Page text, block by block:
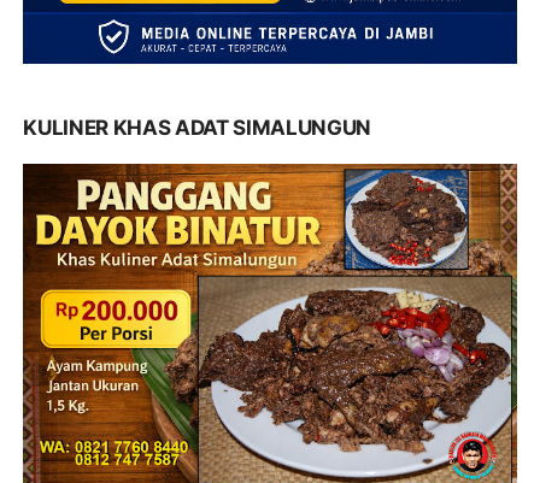
KULINER KHAS ADAT SIMALUNGUN